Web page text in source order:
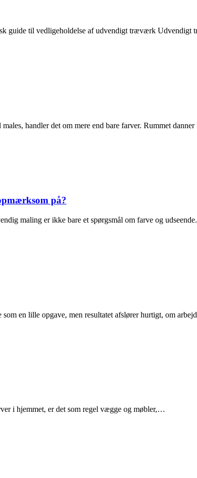
guide til vedligeholdelse af udvendigt træværk
handler det om mere end bare farver. Rummet
på?
maling er ikke bare et spørgsmål om farve og
en lille opgave, men resultatet afslører hurtigt, om
i hjemmet, er det som regel vægge og møbler,…